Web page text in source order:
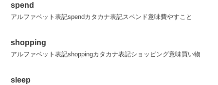
spend
アルファベット表記spendカタカナ表記スペンド意味費やすこと
shopping
アルファベット表記shoppingカタカナ表記ショッピング意味買い物
sleep